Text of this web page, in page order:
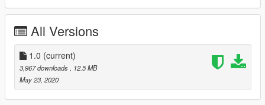
Prepared add-on, all the necessary goal files!
Replace files in the stream folder!
------------------------
📜🔐 DERECHOS RESERVADOS SOLO AL AUTOR DEL POST,
CUALQUIER ROBO O USO COMERCIAL SIN AUTORIZA
All Versions
1.0 (current)
3,967 downloads
, 12.5 MB
May 23, 2020